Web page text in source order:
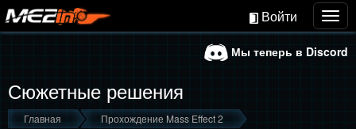
Войти
Мы теперь в Discord
Сюжетные решения
Главная
Прохождение Mass Effect 2